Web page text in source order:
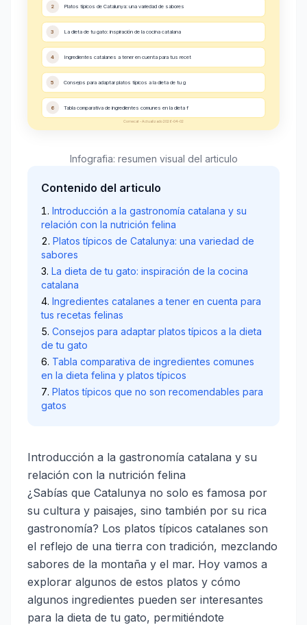
2 Platos típicos de Catalunya: una variedad de sabores
3 La dieta de tu gato: inspiración de la cocina catalana
4 Ingredientes catalanes a tener en cuenta para tus recet
5 Consejos para adaptar platos típicos a la dieta de tu g
6 Tabla comparativa de ingredientes comunes en la dieta f
Comecat - Actualizado 2026-04-02
Infografia: resumen visual del articulo
Contenido del articulo
Introducción a la gastronomía catalana y su
relación con la nutrición felina
Platos típicos de Catalunya: una variedad de
sabores
La dieta de tu gato: inspiración de la cocina
catalana
Ingredientes catalanes a tener en cuenta para
tus recetas felinas
Consejos para adaptar platos típicos a la dieta
de tu gato
Tabla comparativa de ingredientes comunes
en la dieta felina y platos típicos
Platos típicos que no son recomendables para
gatos
Introducción a la gastronomía catalana y su
relación con la nutrición felina
¿Sabías que Catalunya no solo es famosa por
su cultura y paisajes, sino también por su rica
gastronomía? Los platos típicos catalanes son
el reflejo de una tierra con tradición, mezclando
sabores de la montaña y el mar. Hoy vamos a
explorar algunos de estos platos y cómo
algunos ingredientes pueden ser interesantes
para la dieta de tu gato, permitiéndote